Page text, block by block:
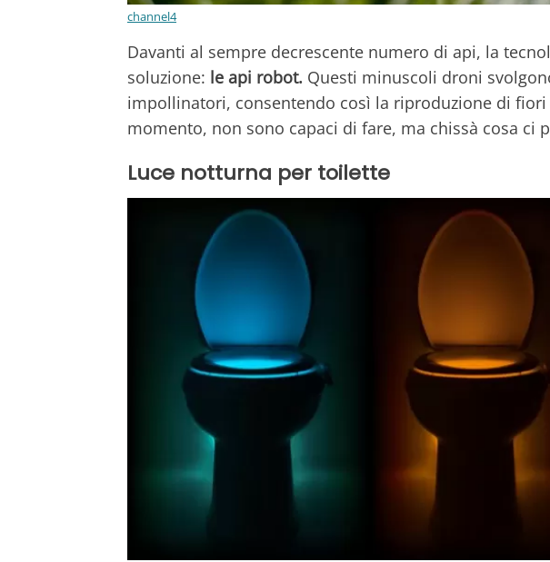
channel4
Davanti al sempre decrescente numero di api, la
soluzione: le api robot. Questi minuscoli droni
impollinatori, consentendo così la riproduzione di fiori
momento, non sono capaci di fare, ma chissà cosa ci
Luce notturna per toilette